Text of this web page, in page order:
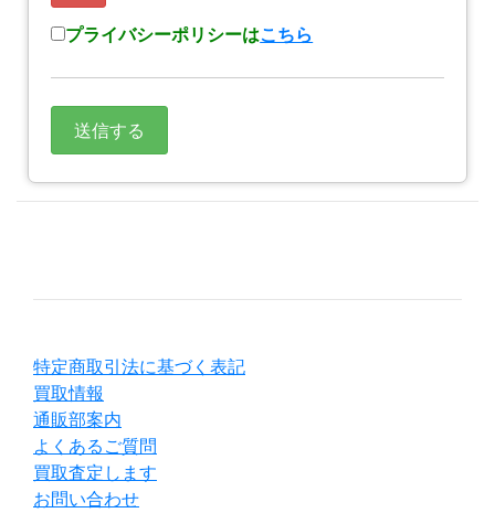
プライバシーポリシーはこちら
特定商取引法に基づく表記
買取情報
通販部案内
よくあるご質問
買取査定します
お問い合わせ